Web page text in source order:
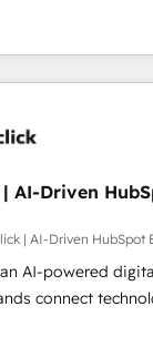
27001:2022
creativity, and
help you use the
improve
your new one.
AI-Driven
| AI-Driven HubSpot
AI-powered
connect
measurable